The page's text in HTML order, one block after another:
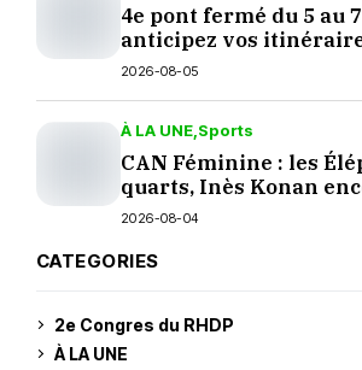
4e pont fermé du 5 au
anticipez vos
2026-08-05
À LA UNE Sports
CAN Féminine : les
quarts, Inès Konan
2026-08-04
CATEGORIES
2e Congres du RHDP
À LA UNE